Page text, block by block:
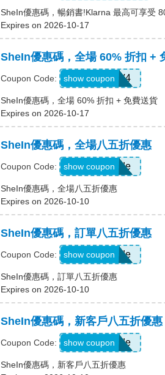
SheIn優惠碼，暢銷書!Klarna 最高可享受
Expires on 2026-10-17
SheIn優惠碼，全場 60% 折扣 +
Coupon Code: LS8V4
show coupon
SheIn優惠碼，全場 60% 折扣 + 免費送貨
Expires on 2026-10-17
SheIn優惠碼，全場八五折優惠
Coupon Code: Show Code
show coupon
SheIn優惠碼，全場八五折優惠
Expires on 2026-10-10
SheIn優惠碼，訂單八五折優惠
Coupon Code: Show Code
show coupon
SheIn優惠碼，訂單八五折優惠
Expires on 2026-10-10
SheIn優惠碼，新客戶八五折優惠
Coupon Code: Show Code
show coupon
SheIn優惠碼，新客戶八五折優惠